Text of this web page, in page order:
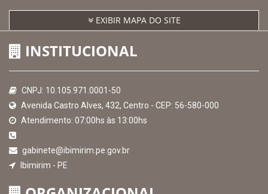
EXIBIR MAPA DO SITE
INSTITUCIONAL
CNPJ: 10.105.971.0001-50
Avenida Castro Alves, 432, Centro - CEP: 56-580-000
Atendimento: 07:00hs às 13:00hs
gabinete@ibimirim.pe.gov.br
Ibimirim - PE